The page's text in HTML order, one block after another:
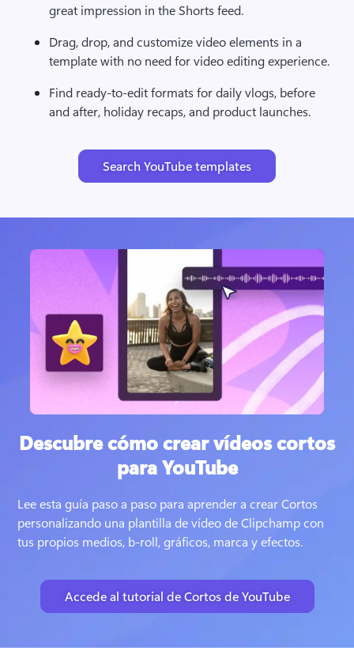
great impression in the Shorts feed.
Drag, drop, and customize video elements in a
template with no need for video editing experience.
Find ready-to-edit formats for daily vlogs, before
and after, holiday recaps, and product launches.
Search YouTube templates
Descubre cómo crear vídeos cortos
para YouTube
Lee esta guía paso a paso para aprender a crear Cortos
personalizando una plantilla de vídeo de Clipchamp con
tus propios medios, b-roll, gráficos, marca y efectos.
Accede al tutorial de Cortos de YouTube